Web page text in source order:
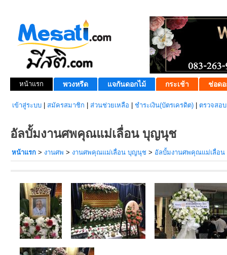
หน้าแรก พวงหรีด แจกันดอกไม้ กระเช้า ช่อดอ
เข้าสู่ระบบ สมัครสมาชิก ส่วนช่วยเหลือ ชำระเงิน(บัตรเครดิต) ตรวจสอ
อัลบั้มงานศพคุณแม่เลื่อน บุญนุช
หน้าแรก > งานศพ > งานศพคุณแม่เลื่อน บุญนุช > อัลบั้มงานศพคุณแม่เลื่อ